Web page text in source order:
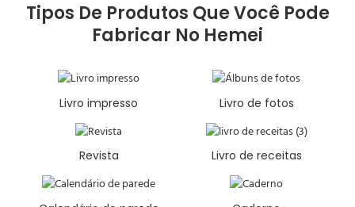
Tipos De Produtos Que Você Pode
Fabricar No Hemei
Livro impresso Livro de fotos
Revista Livro de receitas